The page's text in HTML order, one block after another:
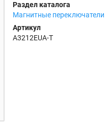
Раздел каталога
Магнитные переключатели
Артикул
A3212EUA-T